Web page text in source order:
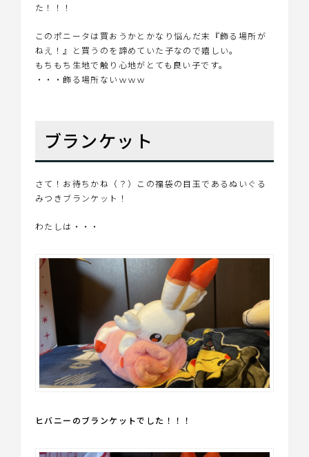
た！！！
このポニータは買おうかとかなり悩んだ末『飾る場所が
ねえ！』と買うのを諦めていた子なので嬉しい。
もちもち生地で触り心地がとても良い子です。
・・・飾る場所ないｗｗｗ
ブランケット
さて！お待ちかね（？）この福袋の目玉であるぬいぐる
みつきブランケット！
わたしは・・・
ヒバニーのブランケットでした！！！